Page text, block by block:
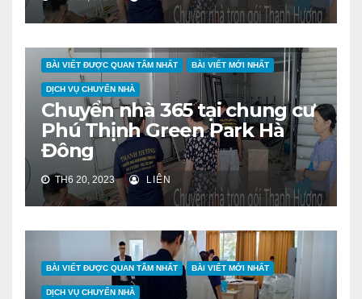
BÀI VIẾT ĐƯỢC QUAN TÂM NHẤT BÀI VIẾT MỚI NHẤT
DỊCH VỤ CHUYỂN NHÀ
Chuyển nhà 365 tại chung cư
Phú Thịnh Green Park Hà
Đông
TH6 20, 2023 LIÊN
BÀI VIẾT ĐƯỢC QUAN TÂM NHẤT BÀI VIẾT MỚI NHẤT
DỊCH VỤ CHUYỂN NHÀ